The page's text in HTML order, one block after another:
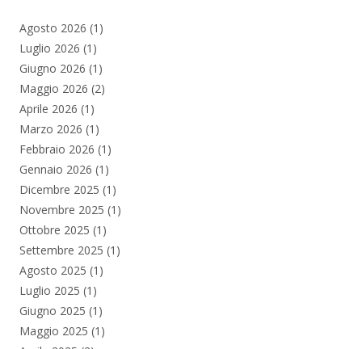
Agosto 2026 (1)
Luglio 2026 (1)
Giugno 2026 (1)
Maggio 2026 (2)
Aprile 2026 (1)
Marzo 2026 (1)
Febbraio 2026 (1)
Gennaio 2026 (1)
Dicembre 2025 (1)
Novembre 2025 (1)
Ottobre 2025 (1)
Settembre 2025 (1)
Agosto 2025 (1)
Luglio 2025 (1)
Giugno 2025 (1)
Maggio 2025 (1)